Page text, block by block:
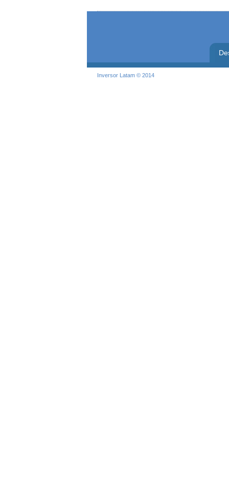
Inversor Latam © 2014